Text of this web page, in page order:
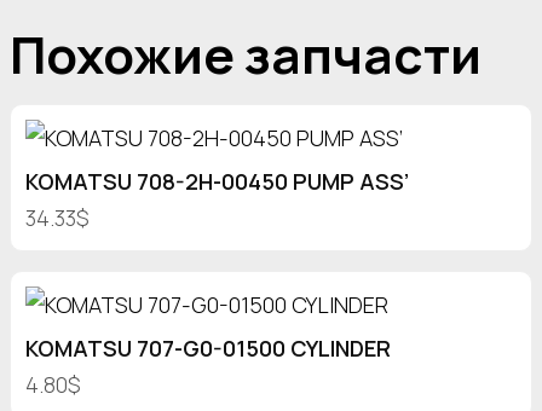
Похожие запчасти
KOMATSU 708-2H-00450 PUMP ASS’
34.33$
KOMATSU 707-G0-01500 CYLINDER
4.80$